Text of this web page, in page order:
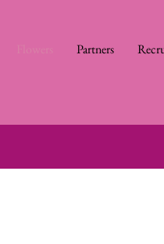
Partners